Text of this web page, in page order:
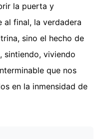
la puerta y
al final, la verdadera
sino el hecho de
sintiendo, viviendo
que nos
en la inmensidad de